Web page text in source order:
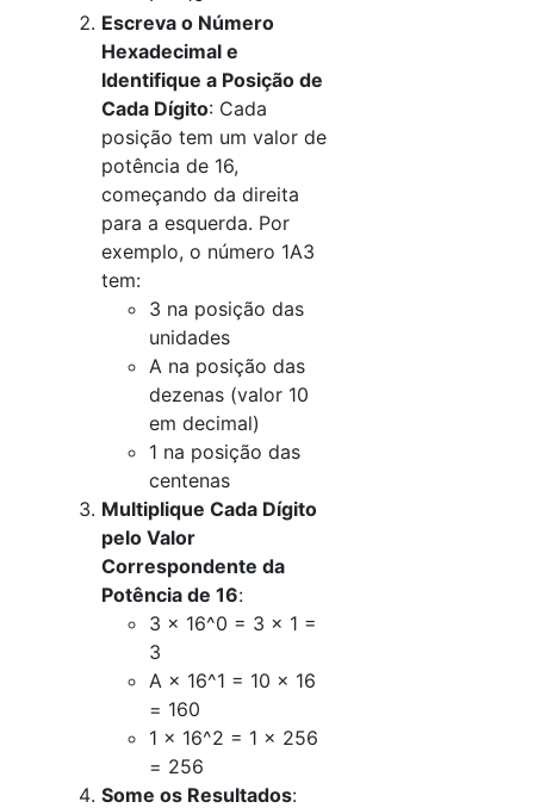
Escreva o Número
Hexadecimal e
Identifique a Posição de
Cada Dígito: Cada
posição tem um valor de
potência de 16,
começando da direita
para a esquerda. Por
exemplo, o número 1A3
tem:
3 na posição das
unidades
A na posição das
dezenas (valor 10
em decimal)
1 na posição das
centenas
Multiplique Cada Dígito
pelo Valor
Correspondente da
Potência de 16:
3 × 16^0 = 3 × 1 =
3
A × 16^1 = 10 × 16
= 160
1 × 16^2 = 1 × 256
= 256
Some os Resultados: